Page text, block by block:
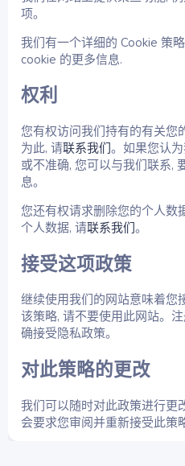
项。
我们有一个详细的 Cookie 策
cookie 的更多信息.
权利
您有权访问我们持有的有关您
为此, 请联系我们。如果您认
或不准确, 您可以与我们联系,
息。
您还有权请求删除您的个人数
个人数据, 请联系我们。
接受这项政策
继续使用我们的网站意味着您
该策略, 请不要使用此网站。
确接受隐私政策。
对此策略的更改
我们可以随时对此政策进行更
会要求您审阅并重新接受此策